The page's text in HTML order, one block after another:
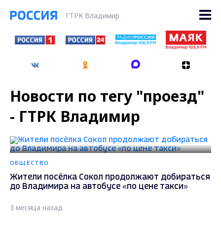
ГТРК Владимир
Новости по тегу "проезд"
- ГТРК Владимир
ОБЩЕСТВО
Жители посёлка Сокол продолжают добираться
до Владимира на автобусе «по цене такси»
3 месяца назад